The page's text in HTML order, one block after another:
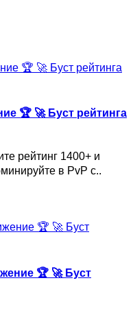
🏆 🚀 Буст рейтинга
рейтинг 1400+ и
в PvP с..
🏆 🚀 Буст